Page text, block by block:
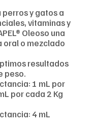
y gatos a
vitaminas y
Oleoso una
oral o mezclado
resultados
peso.
1 mL por
por cada 2 Kg
4 mL